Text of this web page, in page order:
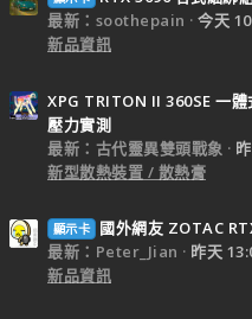
最新：soothepain
今天
新品資訊
XPG TRITON II 360SE 一
壓力實測
最新：古代靈異雙頭戰象
新型散熱裝置 / 散熱膏
顯示卡
國外網友 ZOTAC
最新：Peter_Jian
昨天
新品資訊